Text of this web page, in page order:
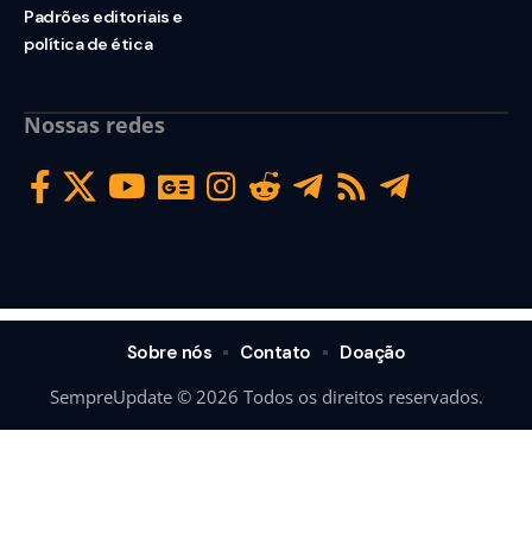
Padrões editoriais e
política de ética
Nossas redes
SempreUpdate © 2026 Todos os direitos reservados.
Sobre nós Contato Doação